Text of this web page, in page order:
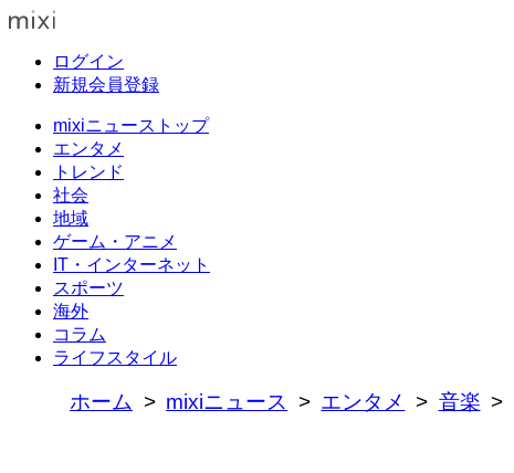
ログイン
新規会員登録
mixiニューストップ
エンタメ
トレンド
社会
地域
ゲーム・アニメ
IT・インターネット
スポーツ
海外
コラム
ライフスタイル
ホーム mixiニュース エンタメ 音楽